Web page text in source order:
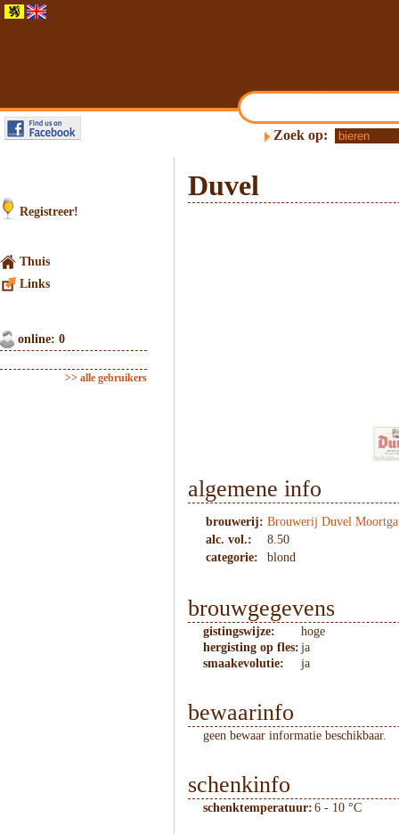
Zoek op:
Registreer!
Thuis
Links
online: 0
>> alle gebruikers
Duvel
algemene info
brouwerij: Brouwerij Duvel
alc. vol.:
8.50
categorie:
blond
brouwgegevens
gistingswijze:
hoge
hergisting op fles: ja
smaakevolutie:
ja
bewaarinfo
geen bewaar informatie beschikbaar.
schenkinfo
schenktemperatuur: 6 - 10 °C